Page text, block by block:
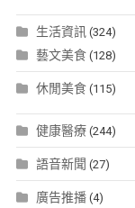
生活資訊(324)
藝文美食(128)
休閒美食(115)
健康醫療(244)
語音新聞 (27)
廣告推播(4)